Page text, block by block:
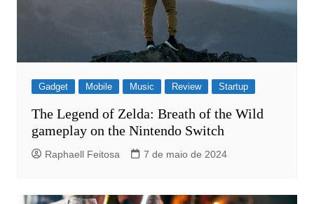
Gadget Mobile Music Review Startup
The Legend of Zelda: Breath of the Wild
gameplay on the Nintendo Switch
Raphaell Feitosa 7 de maio de 2024